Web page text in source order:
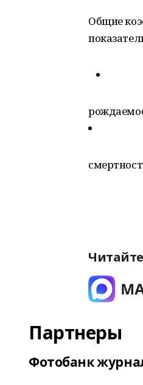
Общие
Партнеры
Фотобанк